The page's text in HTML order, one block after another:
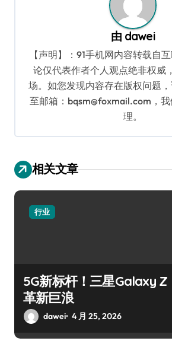
由 dawei
【声明】：91手机网内容转载自
论仅代表作者个人观点绝非权威
场。如您发现内容存在版权问题
至邮箱：bqsm@foxmail.com，
理。
相关文章
行业
5G新标杆！三星Galaxy
革新巨浪
dawei 4 月 25, 2026